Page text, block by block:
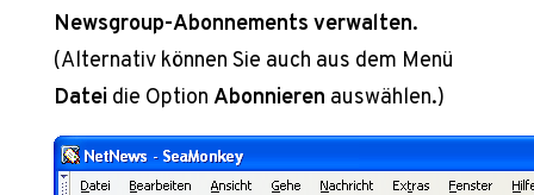
Newsgroup-Abonnements verwalten.
(Alternativ können Sie auch aus dem Menü
Dateidie Option Abonnieren auswählen.)